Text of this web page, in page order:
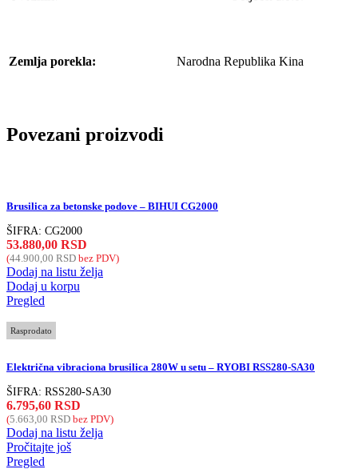
Zemlja porekla: Narodna Republika Kina
Povezani proizvodi
Brusilica za betonske podove – BIHUI CG2000
ŠIFRA: CG2000
53.880,00 RSD
(44.900,00 RSD bez PDV)
Dodaj na listu želja
Dodaj u korpu
Pregled
Rasprodato
Električna vibraciona brusilica 280W u setu – RYOBI RSS280-SA30
ŠIFRA: RSS280-SA30
6.795,60 RSD
(5.663,00 RSD bez PDV)
Dodaj na listu želja
Pročitajte još
Pregled